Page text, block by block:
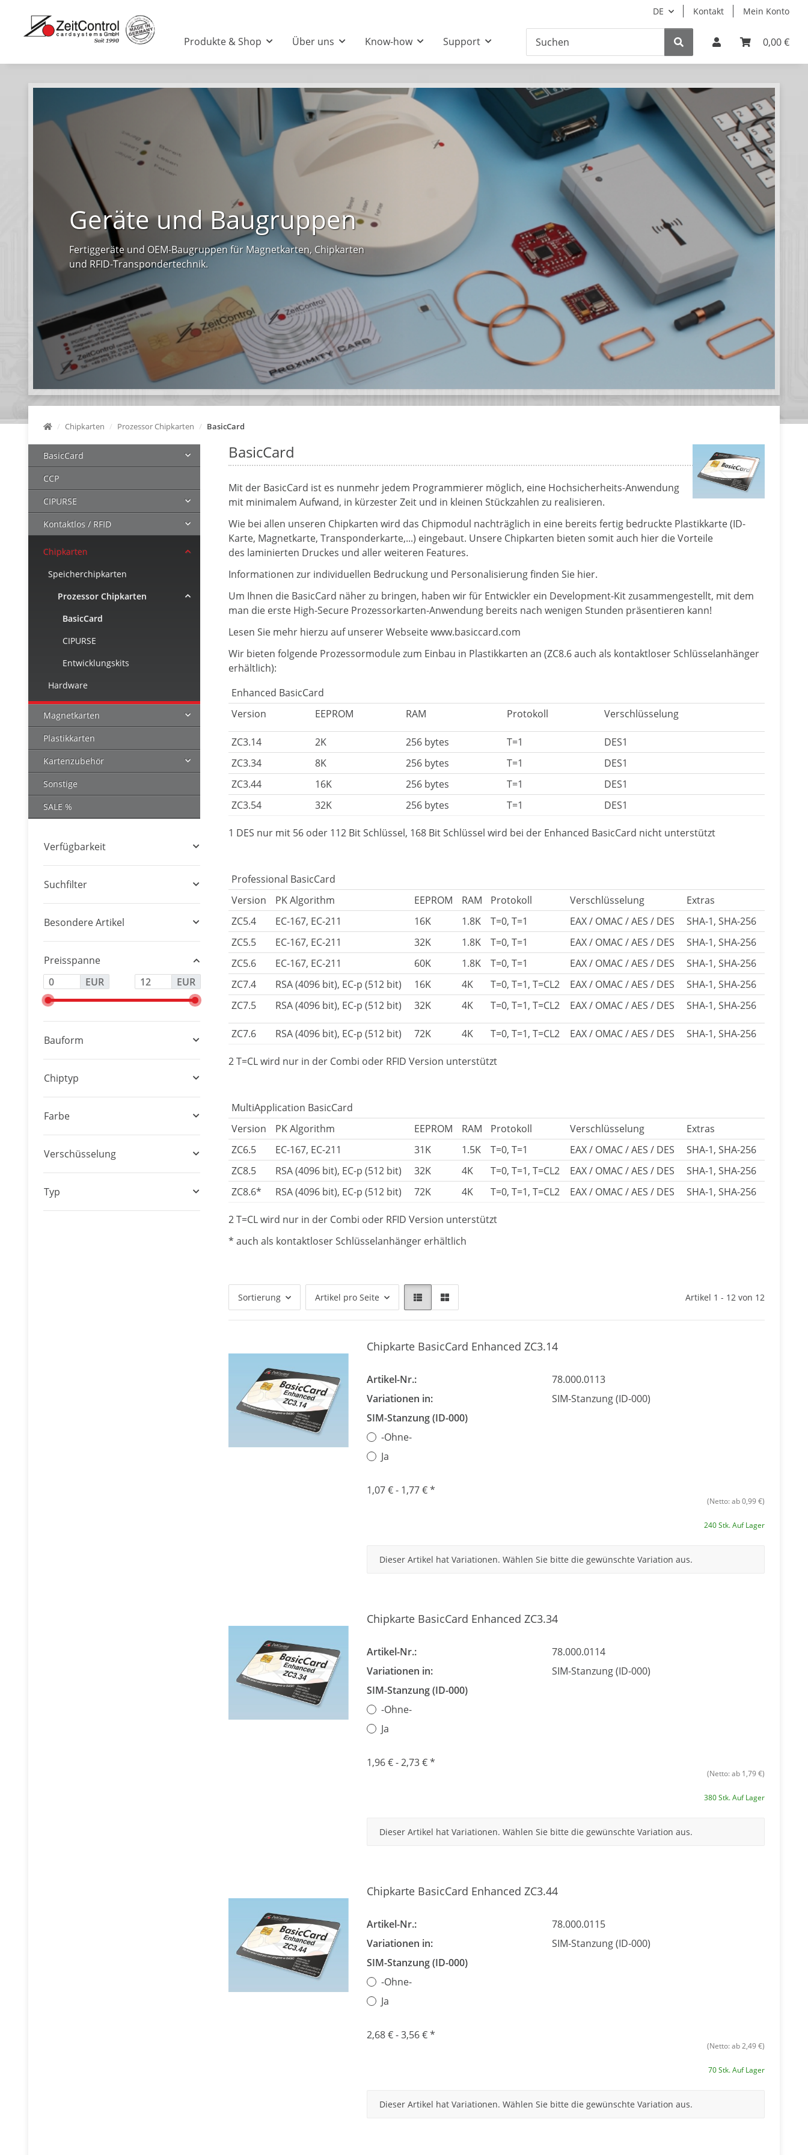
DE Kontakt Mein Konto
0,00 €
Produkte & Shop Über uns Know-how Support
Geräte und Baugruppen
Fertiggeräte und OEM-Baugruppen für Magnetkarten, Chipkarten
und RFID-Transpondertechnik.
Chipkarten Prozessor Chipkarten BasicCard
BasicCard
Mit der BasicCard ist es nunmehr jedem Programmierer möglich, eine Hochsicherheits-Anwendung
mit minimalem Aufwand, in kürzester Zeit und in kleinen Stückzahlen zu realisieren.
Wie bei allen unseren Chipkarten wird das Chipmodul nachträglich in eine bereits fertig bedruckte Plastikkarte (ID-
Karte, Magnetkarte, Transponderkarte,...) eingebaut. Unsere Chipkarten bieten somit auch hier die Vorteile
des laminierten Druckes und aller weiteren Features.
Informationen zur individuellen Bedruckung und Personalisierung finden Sie hier.
Um Ihnen die BasicCard näher zu bringen, haben wir für Entwickler ein Development-Kit zusammengestellt, mit dem
man die erste High-Secure Prozessorkarten-Anwendung bereits nach wenigen Stunden präsentieren kann!
Lesen Sie mehr hierzu auf unserer Webseitewww.basiccard.com
Wir bieten folgende Prozessormodule zum Einbau in Plastikkarten an (ZC8.6 auch als kontaktloser Schlüsselanhänger
erhältlich):
Enhanced BasicCard
Version
EEPROM RAM Protokoll Verschlüsselung
ZC3.14 2K 256 bytes T=1
DES1
ZC3.34
8K 256 bytes T=1
DES1
ZC3.44
16K 256 bytes T=1
DES1
ZC3.54
32K 256 bytes T=1 DES1
1 DES nur mit 56 oder 112 Bit Schlüssel, 168 Bit Schlüssel wird bei der Enhanced BasicCard nicht unterstützt
Professional BasicCard
Version
PK Algorithm EEPROM RAM Protokoll Verschlüsselung
Extras
ZC5.4
EC-167, EC-211 16K 1.8K T=0, T=1 EAX / OMAC / AES / DES
SHA-1, SHA-256
ZC5.5
EC-167, EC-211 32K 1.8K T=0, T=1 EAX / OMAC / AES / DES
SHA-1, SHA-256
ZC5.6
EC-167, EC-211 60K 1.8K T=0, T=1 EAX / OMAC / AES / DES
SHA-1, SHA-256
ZC7.4
RSA (4096 bit), EC-p (512 bit) 16K 4K T=0, T=1, T=CL2 EAX / OMAC / AES / DES
SHA-1, SHA-256
ZC7.5
RSA (4096 bit), EC-p (512 bit) 32K 4K T=0, T=1, T=CL2 EAX / OMAC / AES / DES SHA-1, SHA-256
ZC7.6 RSA (4096 bit), EC-p (512 bit) 72K 4K T=0, T=1, T=CL2 EAX / OMAC / AES / DES SHA-1, SHA-256
2 T=CL wird nur in der Combi oder RFID Version unterstützt
MultiApplication BasicCard
Version
PK Algorithm EEPROM RAM Protokoll Verschlüsselung
Extras
ZC6.5
EC-167, EC-211 31K 1.5K T=0, T=1 EAX / OMAC / AES / DES
SHA-1, SHA-256
ZC8.5
RSA (4096 bit), EC-p (512 bit) 32K 4K T=0, T=1, T=CL2 EAX / OMAC / AES / DES
SHA-1, SHA-256
ZC8.6*
RSA (4096 bit), EC-p (512 bit) 72K 4K T=0, T=1, T=CL2 EAX / OMAC / AES / DES SHA-1, SHA-256
2 T=CL wird nur in der Combi oder RFID Version unterstützt
* auch als kontaktloser Schlüsselanhänger erhältlich
Sortierung Artikel pro Seite Artikel 1 - 12 von 12
Chipkarte BasicCard Enhanced ZC3.14
Artikel-Nr.:
78.000.0113
Variationen in:
SIM-Stanzung (ID-000)
SIM-Stanzung (ID-000)
-Ohne-
Ja
1,07 € - 1,77 €*
(Netto: ab 0,99 €)
240 Stk. Auf Lager
x
Dieser Artikel hat Variationen. Wählen Sie bitte die gewünschte Variation aus.
Chipkarte BasicCard Enhanced ZC3.34
Artikel-Nr.:
78.000.0114
Variationen in:
SIM-Stanzung (ID-000)
SIM-Stanzung (ID-000)
-Ohne-
Ja
1,96 € -2,73 €*
(Netto: ab 1,79 €)
380 Stk. Auf Lager
x
Dieser Artikel hat Variationen. Wählen Sie bitte die gewünschte Variation aus.
Chipkarte BasicCard Enhanced ZC3.44
Artikel-Nr.:
78.000.0115
Variationen in:
SIM-Stanzung (ID-000)
SIM-Stanzung (ID-000)
-Ohne-
Ja
2,68 € -3,56 €*
(Netto: ab 2,49 €)
70 Stk. Auf Lager
x
Dieser Artikel hat Variationen. Wählen Sie bitte die gewünschte Variation aus.
BasicCard
CCP
CIPURSE
Kontaktlos / RFID
Chipkarten
Speicherchipkarten
Prozessor Chipkarten
BasicCard
CIPURSE
Entwicklungskits
Hardware
Magnetkarten
Plastikkarten
Kartenzubehör
Sonstige
SALE %
Verfügbarkeit
Suchfilter
Besondere Artikel
Preisspanne
EUR
EUR
Bauform
Chiptyp
Farbe
Verschüsselung
Typ